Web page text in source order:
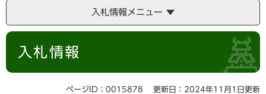
入札情報メニュー
本
入札情報
ページID：0015878 更新日：2024年11月1日更新